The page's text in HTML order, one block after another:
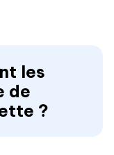
les
de
?